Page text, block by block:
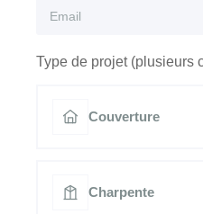
Type de projet (plusieurs
Couverture
Charpente